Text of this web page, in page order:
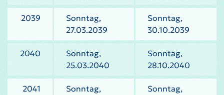
2039
Sonntag,
27.03.2039
Sonntag,
30.10.2039
2040
Sonntag,
25.03.2040
Sonntag,
28.10.2040
2041
Sonntag,
Sonntag,